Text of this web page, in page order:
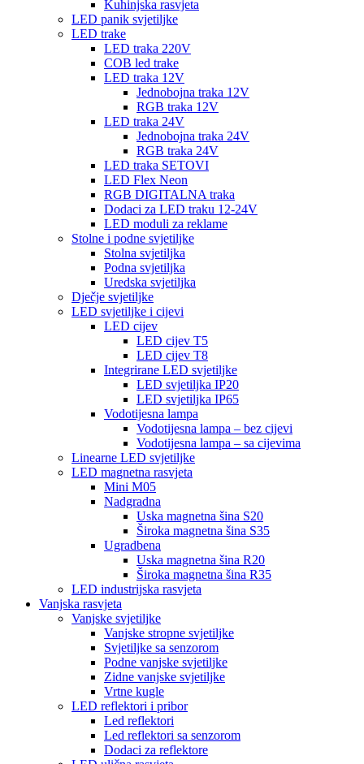
Kuhinjska rasvjeta
LED panik svjetiljke
LED trake
LED traka 220V
COB led trake
LED traka 12V
Jednobojna traka 12V
RGB traka 12V
LED traka 24V
Jednobojna traka 24V
RGB traka 24V
LED traka SETOVI
LED Flex Neon
RGB DIGITALNA traka
Dodaci za LED traku 12-24V
LED moduli za reklame
Stolne i podne svjetiljke
Stolna svjetiljka
Podna svjetiljka
Uredska svjetiljka
Dječje svjetiljke
LED svjetiljke i cijevi
LED cijev
LED cijev T5
LED cijev T8
Integrirane LED svjetiljke
LED svjetiljka IP20
LED svjetiljka IP65
Vodotijesna lampa
Vodotijesna lampa – bez cijevi
Vodotijesna lampa – sa cijevima
Linearne LED svjetiljke
LED magnetna rasvjeta
Mini M05
Nadgradna
Uska magnetna šina S20
Široka magnetna šina S35
Ugradbena
Uska magnetna šina R20
Široka magnetna šina R35
LED industrijska rasvjeta
Vanjska rasvjeta
Vanjske svjetiljke
Vanjske stropne svjetiljke
Svjetiljke sa senzorom
Podne vanjske svjetiljke
Zidne vanjske svjetiljke
Vrtne kugle
LED reflektori i pribor
Led reflektori
Led reflektori sa senzorom
Dodaci za reflektore